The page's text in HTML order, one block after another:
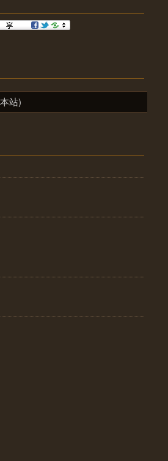
站)